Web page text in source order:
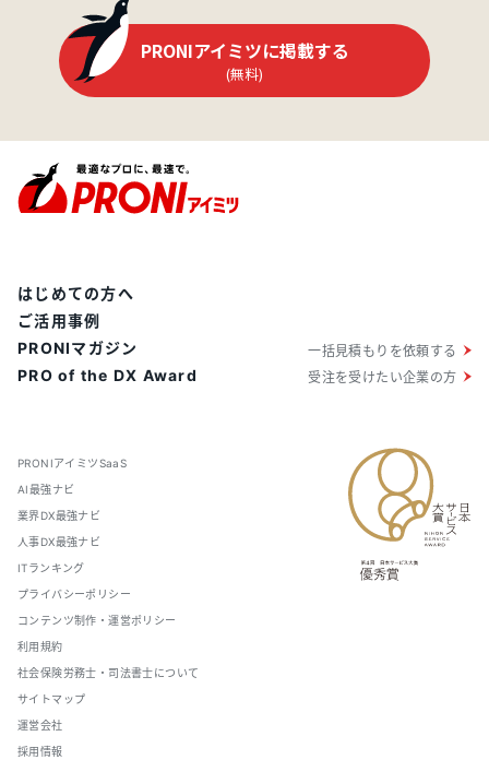
PRONIアイミツに掲載する
(無料)
PRONIアイミツSaaS
AI最強ナビ
業界DX最強ナビ
人事DX最強ナビ
ITランキング
プライバシーポリシー
コンテンツ制作・運営ポリシー
利用規約
社会保険労務士・司法書士について
サイトマップ
運営会社
採用情報
はじめての方へ
ご活用事例
PRONIマガジン
PRO of the DX Award
一括見積もりを依頼する
受注を受けたい企業の方